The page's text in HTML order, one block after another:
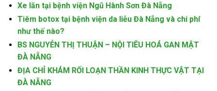
Xe lăn tại bệnh viện Ngũ Hành Sơn Đà Nẵng
Tiêm botox tại bệnh viện da liễu Đà Nẵng và chi phí
như thế nào?
BS NGUYỄN THỊ THUẬN – NỘI TIÊU HOÁ GAN MẬT
ĐÀ NẴNG
ĐỊA CHỈ KHÁM RỐI LOẠN THẦN KINH THỰC VẬT TẠI
ĐÀ NẴNG